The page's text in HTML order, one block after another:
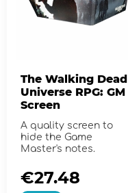
The Walking Dead
Universe RPG: GM
Screen
A quality screen to
hide the Game
Master's notes.
€27.48